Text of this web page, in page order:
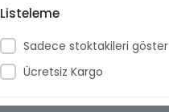
Aspercreme
Aussie
Aveeno Baby
Listeleme
Sadece stoktakileri göster
Ücretsiz Kargo